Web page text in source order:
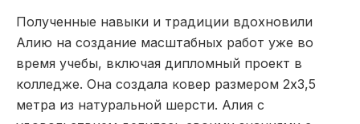
Полученные навыки и традиции вдохновили
Алию на создание масштабных работ уже во
время учебы, включая дипломный проект в
колледже. Она создала ковер размером 2х3,5
метра из натуральной шерсти. Алия с